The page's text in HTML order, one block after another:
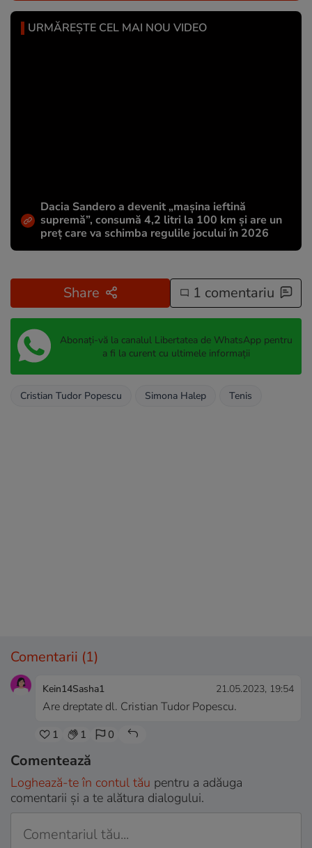
URMĂREȘTE CEL MAI NOU VIDEO
Dacia Sandero a devenit „mașina ieftină
supremă”, consumă 4,2 litri la 100 km și are un
preț care va schimba regulile jocului în 2026
Share 1 comentariu
Abonați-vă la canalul Libertatea de WhatsApp pentru
a fi la curent cu ultimele informații
Cristian Tudor Popescu Simona Halep Tenis
Comentarii (1)
Kein14Sasha1 21.05.2023, 19:54
Are dreptate dl. Cristian Tudor Popescu.
1 1 0
Comentează
Loghează-te în contul tău pentru a adăuga
comentarii și a te alătura dialogului.